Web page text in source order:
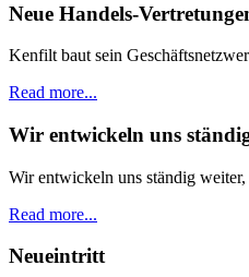
Neue Handels-
Kenfilt baut sein
Read more...
Wir entwickeln uns
Wir entwickeln uns ständig
Read more...
Neueintritt